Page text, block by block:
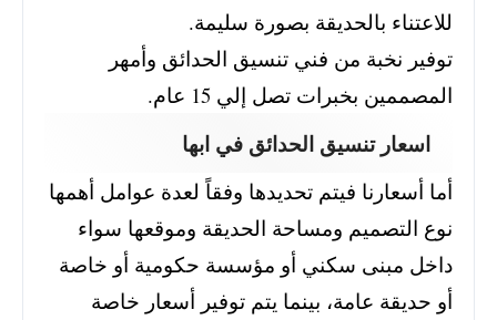
للاعتناء بالحديقة بصورة سليمة.
توفير نخبة من فني تنسيق الحدائق وأمهر
المصممين بخبرات تصل إلي 15 عام.
اسعار تنسيق الحدائق في ابها
أما أسعارنا فيتم تحديدها وفقاً لعدة عوامل أهمها
نوع التصميم ومساحة الحديقة وموقعها سواء
داخل مبنى سكني أو مؤسسة حكومية أو خاصة
أو حديقة عامة، بينما يتم توفير أسعار خاصة